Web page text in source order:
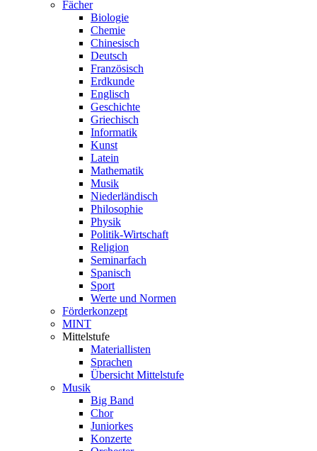
Fächer
Biologie
Chemie
Chinesisch
Deutsch
Französisch
Erdkunde
Englisch
Geschichte
Griechisch
Informatik
Kunst
Latein
Mathematik
Musik
Niederländisch
Philosophie
Physik
Politik-Wirtschaft
Religion
Seminarfach
Spanisch
Sport
Werte und Normen
Förderkonzept
MINT
Mittelstufe
Materiallisten
Sprachen
Übersicht Mittelstufe
Musik
Big Band
Chor
Juniorkes
Konzerte